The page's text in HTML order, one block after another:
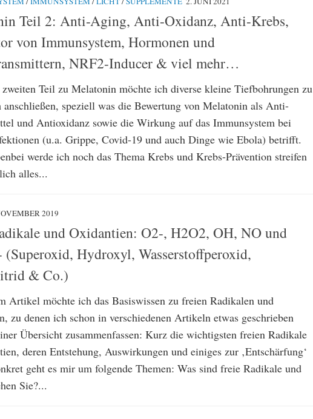
Teil 2: Anti-Aging, Anti-Oxidanz, Anti-Krebs,
von Immunsystem, Hormonen und
NRF2-Inducer & viel mehr…
Teil zu Melatonin möchte ich diverse kleine Tiefbohrungen zu
speziell was die Bewertung von Melatonin als Anti-
und Antioxidanz sowie die Wirkung auf das Immunsystem bei
(u.a. Grippe, Covid-19 und auch Dinge wie Ebola) betrifft.
werde ich noch das Thema Krebs und Krebs-Prävention streifen
alles...
2019
und Oxidantien: O2-, H2O2, OH, NO und
(Superoxid, Hydroxyl, Wasserstoffperoxid,
& Co.)
Artikel möchte ich das Basiswissen zu freien Radikalen und
zu denen ich schon in verschiedenen Artikeln etwas geschrieben
Übersicht zusammenfassen: Kurz die wichtigsten freien Radikale
deren Entstehung, Auswirkungen und einiges zur ‚Entschärfung‘
geht es mir um folgende Themen: Was sind freie Radikale und
Sie?...